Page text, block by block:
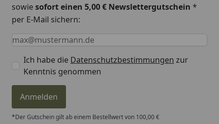
sowiesofort einen 5,00 € Newslettergutschein *
per E-Mail sichern:
Keine Eingabe erforderlich
Eingabe erforderlich
E-Mail *
Ich habe die Datenschutzbestimmungen zur
Kenntnis genommen
Anmelden
*Der Gutschein gilt ab einem Bestellwert von 100,00 €